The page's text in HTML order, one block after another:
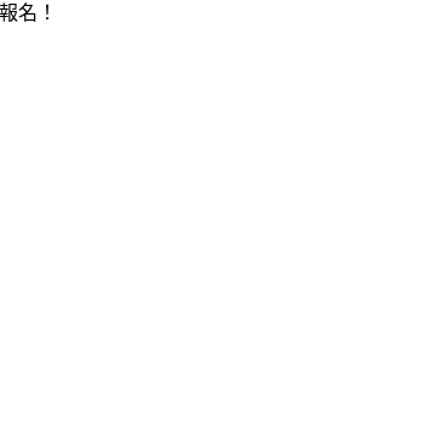
名！